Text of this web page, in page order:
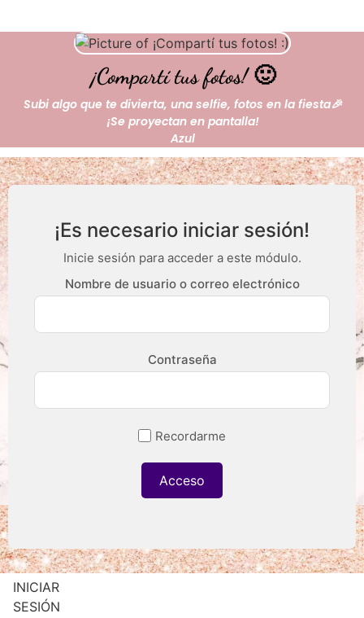
¡Compartí tus fotos! 🙂
Subi algo que te divierta, una selfie, fotos en la fiesta🎉
¡Se proyectan en pantalla!
Azul
¡Es necesario iniciar sesión!
Inicie sesión para acceder a este módulo.
Nombre de usuario o correo electrónico
Contraseña
Recordarme
INICIAR
SESIÓN